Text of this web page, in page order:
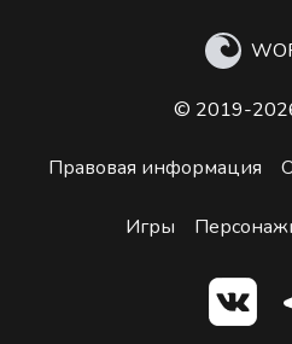
© 2019-
Правовая информация
Игры